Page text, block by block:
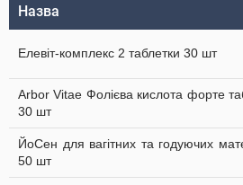
Назва
Елевіт-комплекс 2 таблетки 30 шт
Arbor Vitae Фолієва кислота форте
30 шт
ЙоСен для вагітних та годуючих
50 шт